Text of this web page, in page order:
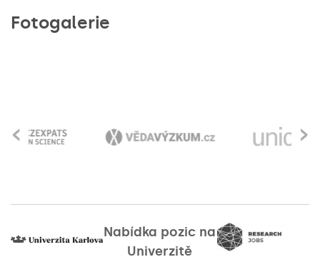
Fotogalerie
›
‹
Nabídka pozic na
Univerzitě